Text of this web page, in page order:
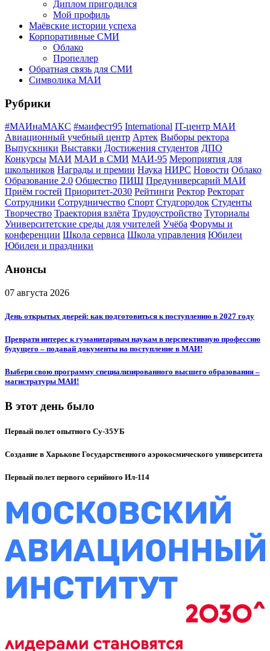
Диплом пригодился
Мой профиль
Маёвские истории успеха
Корпоративные СМИ
Облако
Пропеллер
Обратная связь для СМИ
Символика МАИ
Рубрики
#МАИнаМАКС #маифест95 International IT-центр МАИ
Авиационный учебный центр Артек Выборы ректора
Выпускники Выставки Достижения студентов ДПО
Конкурсы МАИ МАИ в СМИ МАИ-95 Мероприятия для
школьников Награды и премии Наука НИРС Новости Облако
Образование 2.0 Общество ПИШ Предуниверсарий МАИ
Приём гостей Приоритет-2030 Рейтинги Ректор Ректорат
Сотрудники Сотрудничество Спорт Студгородок Студенты
Творчество Траектория взлёта Трудоустройство Туториалы
Университетские среды для учителей Учёба Форумы и
конференции Школа сервиса Школа управления Юбилеи
Юбилеи и праздники
Анонсы
07 августа 2026
День открытых дверей: как подготовиться к поступлению в 2027 году
Преврати интерес к гуманитарным наукам в перспективную профессию
будущего – подавай документы на поступление в МАИ!
Выбери свою программу специализированного высшего образования –
магистратуры МАИ!
В этот день было
Первый полет опытного Су-35УБ
Создание в Харькове Государственного аэрокосмического университета
Первый полет первого серийного Ил-114